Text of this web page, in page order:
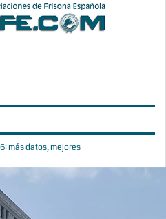
más datos, mejores